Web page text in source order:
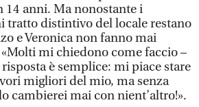
14 anni. Ma nonostante i
tratto distintivo del locale restano
e Veronica non fanno mai
mi chiedono come faccio –
è semplice: mi piace stare
migliori del mio, ma senza
cambierei mai con nient’altro!».